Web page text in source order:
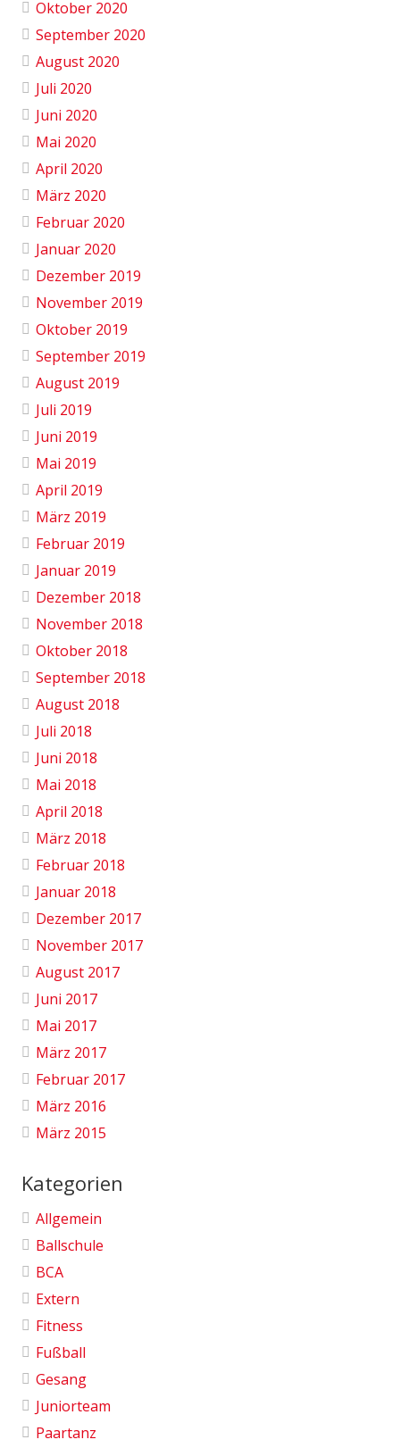
Oktober 2020
September 2020
August 2020
Juli 2020
Juni 2020
Mai 2020
April 2020
März 2020
Februar 2020
Januar 2020
Dezember 2019
November 2019
Oktober 2019
September 2019
August 2019
Juli 2019
Juni 2019
Mai 2019
April 2019
März 2019
Februar 2019
Januar 2019
Dezember 2018
November 2018
Oktober 2018
September 2018
August 2018
Juli 2018
Juni 2018
Mai 2018
April 2018
März 2018
Februar 2018
Januar 2018
Dezember 2017
November 2017
August 2017
Juni 2017
Mai 2017
März 2017
Februar 2017
März 2016
März 2015
Kategorien
Allgemein
Ballschule
BCA
Extern
Fitness
Fußball
Gesang
Juniorteam
Paartanz